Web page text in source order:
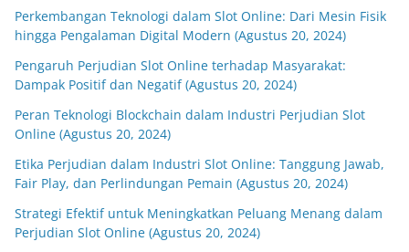
Perkembangan Teknologi dalam Slot Online: Dari Mesin Fisik
hingga Pengalaman Digital Modern (Agustus 20, 2024)
Pengaruh Perjudian Slot Online terhadap Masyarakat:
Dampak Positif dan Negatif (Agustus 20, 2024)
Peran Teknologi Blockchain dalam Industri Perjudian Slot
Online (Agustus 20, 2024)
Etika Perjudian dalam Industri Slot Online: Tanggung Jawab,
Fair Play, dan Perlindungan Pemain (Agustus 20, 2024)
Strategi Efektif untuk Meningkatkan Peluang Menang dalam
Perjudian Slot Online (Agustus 20, 2024)